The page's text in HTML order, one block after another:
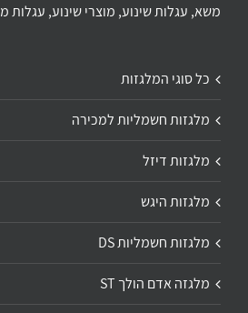
משא, עגלות שינוע, מוצרי שינוע, עגלות
כל סוגי המלגזות
מלגזות חשמליות למכירה
מלגזות דיזל
מלגזות היגש
מלגזות חשמליות DS
מלגזה אדם הולך ST